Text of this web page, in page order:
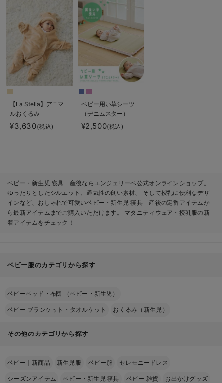
【La Stella】アニマ
ルおくるみ
¥3,630(税込)
ベビー用い草シーツ
（デニムスター）
¥2,500(税込)
ベビー・新生児 寝具 産後ならエンジェリーベ公式オンラインショップ。
ゆったりとしたシルエット、通気性の良い素材、 そして授乳に便利なデザ
インなど、おしゃれで可愛いベビー・新生児 寝具 産後の定番アイテムか
ら最新アイテムまでご購入いただけます。 マタニティウェア・授乳服の新
着アイテムをチェック！
ベビー服のカテゴリから探す
ベビーベッド・布団 （ベビー・新生児）
ベビー ブランケット・タオルケット おくるみ（新生児）
その他のカテゴリから探す
ベビー｜新商品 新生児服 ベビー服 セレモニードレス
シーズンアイテム ベビー・新生児 寝具 ベビー 雑貨 お出かけグッズ